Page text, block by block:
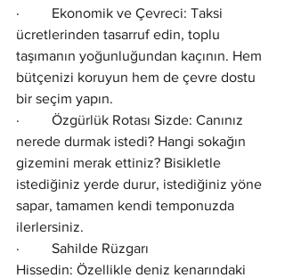
·         Ekonomik ve Çevreci: Taksi
ücretlerinden tasarruf edin, toplu
taşımanın yoğunluğundan kaçının. Hem
bütçenizi koruyun hem de çevre dostu
bir seçim yapın.
·         Özgürlük Rotası Sizde: Canınız
nerede durmak istedi? Hangi sokağın
gizemini merak ettiniz? Bisikletle
istediğiniz yerde durur, istediğiniz yöne
sapar, tamamen kendi temponuzda
ilerlersiniz.
·         Sahilde Rüzgarı
Hissedin: Özellikle deniz kenarındaki